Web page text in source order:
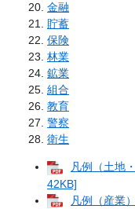
金融
貯蓄
保険
林業
鉱業
組合
教育
警察
衛生
凡例（土地
42KB]
凡例（産業